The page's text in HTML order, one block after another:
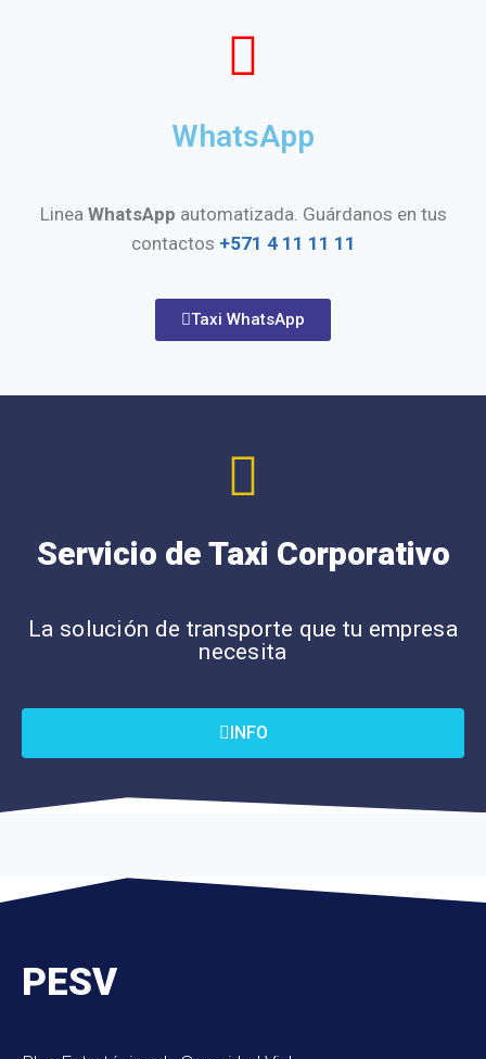
WhatsApp​
Linea WhatsApp automatizada. Guárdanos en tus
contactos +571 4 11 11 11
Taxi WhatsApp
Servicio de Taxi Corporativo
La solución de transporte que tu empresa
necesita
INFO
PESV